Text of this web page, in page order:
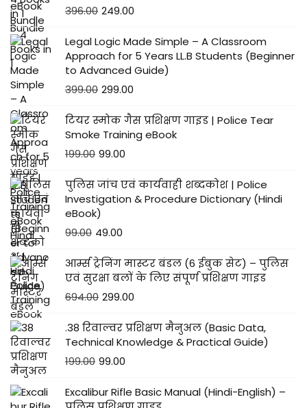
396.00 249.00
Legal Logic Made Simple – A Classroom
Approach for 5 Years LL.B Students (Beginner
to Advanced Guide)
399.00 299.00
टियर स्मोक गैस प्रशिक्षण गाइड | Police Tear
Smoke Training eBook
199.00 99.00
पुलिस जांच एवं कार्यवाही शब्दकोश | Police
Investigation & Procedure Dictionary (Hindi
eBook)
99.00 49.00
आर्म्स ट्रेनिंग मास्टर बंडल (6 ईबुक सेट) – पुलिस
एवं सुरक्षा बलों के लिए संपूर्ण प्रशिक्षण गाइड
694.00 299.00
.38 रिवाल्वर प्रशिक्षण मैनुअल (Basic Data,
Technical Knowledge & Practical Guide)
199.00 99.00
Excalibur Rifle Basic Manual (Hindi-English) –